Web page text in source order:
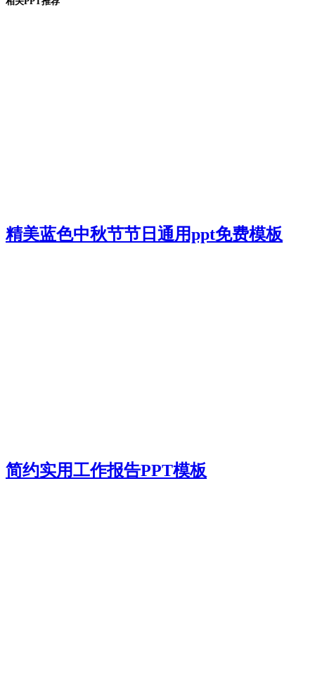
精美蓝色中秋节节日通用ppt免费模板
简约实用工作报告PPT模板